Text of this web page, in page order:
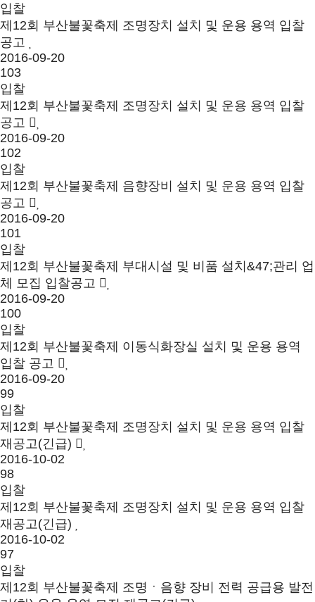
입찰
제12회 부산불꽃축제 조명장치 설치 및 운용 용역 입찰
공고
2016-09-20
103
입찰
제12회 부산불꽃축제 조명장치 설치 및 운용 용역 입찰
공고
2016-09-20
102
입찰
제12회 부산불꽃축제 음향장비 설치 및 운용 용역 입찰
공고
2016-09-20
101
입찰
제12회 부산불꽃축제 부대시설 및 비품 설치&47;관리 업
체 모집 입찰공고
2016-09-20
100
입찰
제12회 부산불꽃축제 이동식화장실 설치 및 운용 용역
입찰 공고
2016-09-20
99
입찰
제12회 부산불꽃축제 조명장치 설치 및 운용 용역 입찰
재공고(긴급)
2016-10-02
98
입찰
제12회 부산불꽃축제 조명장치 설치 및 운용 용역 입찰
재공고(긴급)
2016-10-02
97
입찰
제12회 부산불꽃축제 조명ㆍ음향 장비 전력 공급용 발전